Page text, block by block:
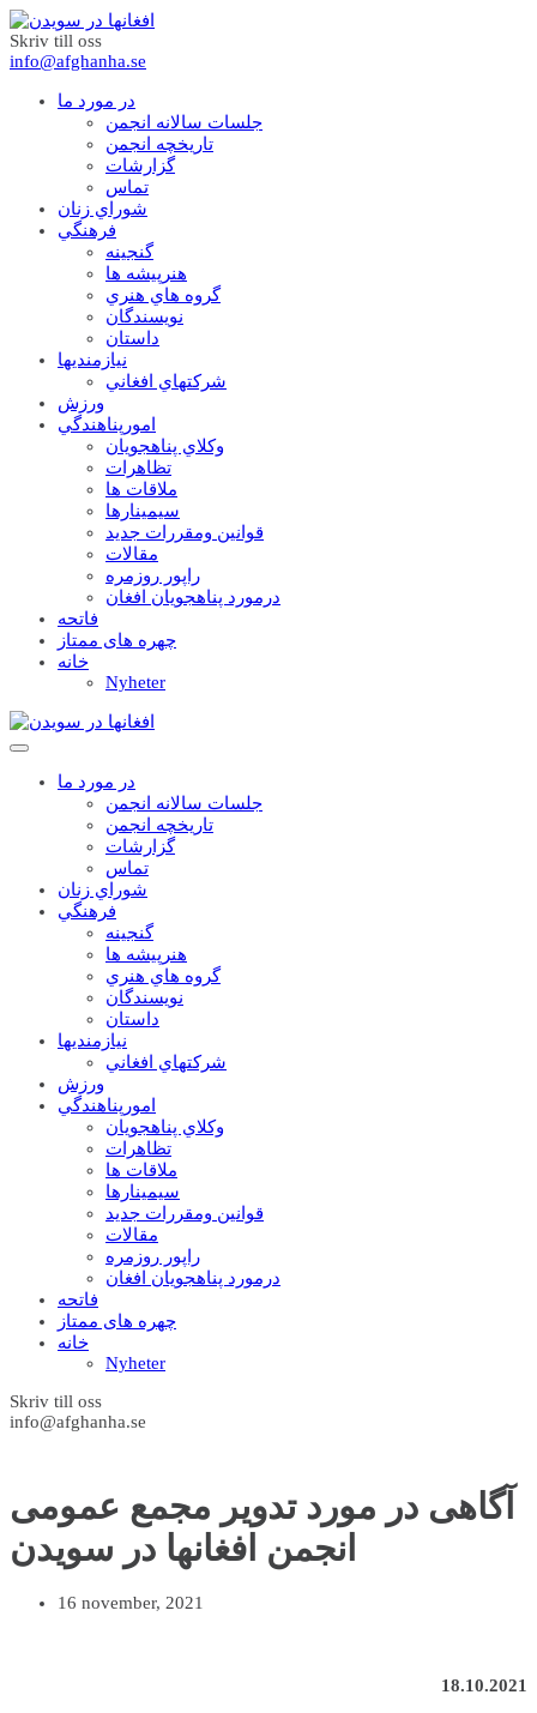
Skriv till oss
info@afghanha.se
در مورد ما
جلسات سالانه انجمن
تاریخچه انجمن
گزارشات
تماس
شوراي زنان
فرهنگي
گنجينه
هنرپيشه ها
گروه هاي هنري
نويسندگان
داستان
نيازمنديها
شرکتهاي افغاني
ورزش
امورپناهندگي
وکلاي پناهجويان
تظاهرات
ملاقات ها
سيمينارها
قوانين ومقررات جديد
مقالات
راپور روزمره
درمورد پناهجويان افغان
فاتحه
چهره های ممتاز
خانه
Nyheter
در مورد ما
جلسات سالانه انجمن
تاریخچه انجمن
گزارشات
تماس
شوراي زنان
فرهنگي
گنجينه
هنرپيشه ها
گروه هاي هنري
نويسندگان
داستان
نيازمنديها
شرکتهاي افغاني
ورزش
امورپناهندگي
وکلاي پناهجويان
تظاهرات
ملاقات ها
سيمينارها
قوانين ومقررات جديد
مقالات
راپور روزمره
درمورد پناهجويان افغان
فاتحه
چهره های ممتاز
خانه
Nyheter
Skriv till oss
info@afghanha.se
آگاهی در مورد تدویر مجمع عمومی
انجمن افغانها در سویدن
16 november, 2021
18.10.2021